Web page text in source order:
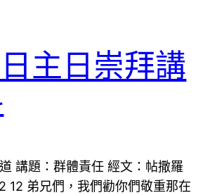
主日崇拜講
講題：群體責任 經文：帖撒羅
12 弟兄們，我們勸你們敬重那在